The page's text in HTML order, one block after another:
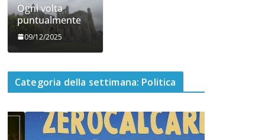
Ogni volta
puntualmente
09/12/2025
Categoria della settimana: Politica